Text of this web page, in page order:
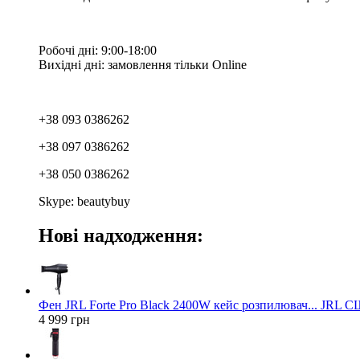
Робочі дні: 9:00-18:00
Вихідні дні: замовлення тільки Online
+38 093 0386262
+38 097 0386262
+38 050 0386262
Skype: beautybuy
Нові надходження:
Фен JRL Forte Pro Black 2400W кейс розпилювач... JRL
4 999 грн